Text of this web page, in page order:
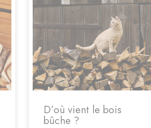
D’où vient le bois
bûche ?